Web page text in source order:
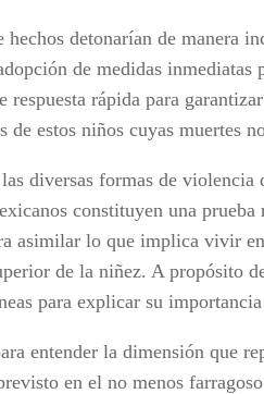
hechos detonarían de manera
de medidas inmediatas
respuesta rápida para
de estos niños cuyas muertes
diversas formas de violencia
constituyen una prueba
asimilar lo que implica vivir
de la niñez. A propósito
para explicar su
entender la dimensión que
en el no menos